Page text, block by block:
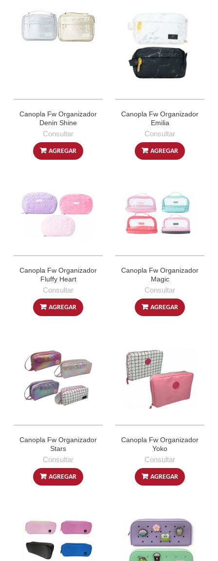
Canopla Fw Organizador
Denin Shine
Consultar
AGREGAR
Canopla Fw Organizador
Emilia
Consultar
AGREGAR
Canopla Fw Organizador
Fluffy Heart
Consultar
AGREGAR
Canopla Fw Organizador
Magic
Consultar
AGREGAR
Canopla Fw Organizador
Stars
Consultar
AGREGAR
Canopla Fw Organizador
Yoko
Consultar
AGREGAR